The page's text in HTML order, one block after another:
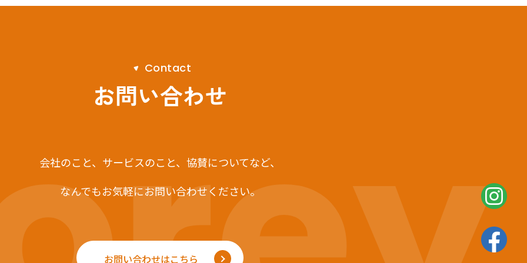
Contact
お問い合わせ
会社のこと、サービスのこと、 協賛についてなど、
なんでもお気軽にお問い合わせください。
お問い合わせはこちら